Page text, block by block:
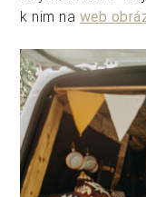
k nim na web